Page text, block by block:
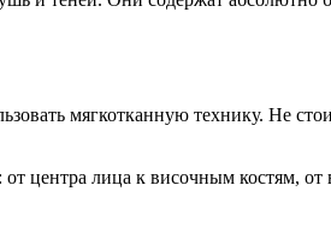
мягкотканную технику. Не
центра лица к височным костям, от